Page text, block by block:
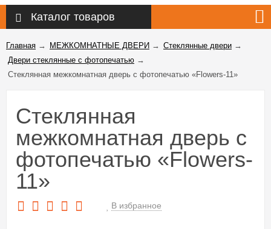
Каталог товаров
Главная → МЕЖКОМНАТНЫЕ ДВЕРИ → Стеклянные двери →
Двери стеклянные с фотопечатью →
Стеклянная межкомнатная дверь с фотопечатью «Flowers-11»
Стеклянная
межкомнатная дверь с
фотопечатью «Flowers-
11»
В избранное